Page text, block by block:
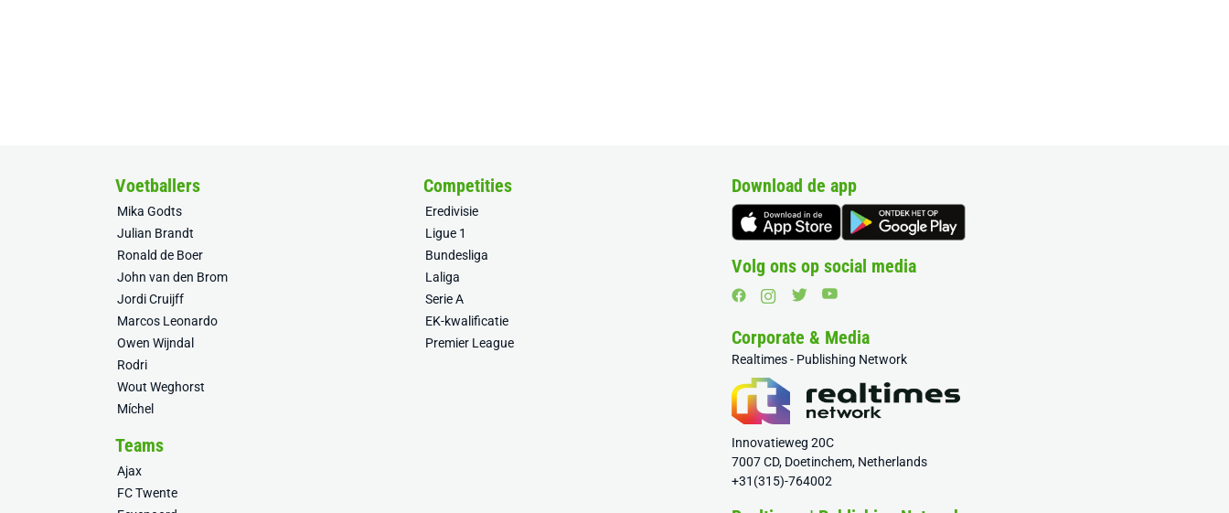
Voetballers
Mika Godts
Julian Brandt
Ronald de Boer
John van den Brom
Jordi Cruijff
Marcos Leonardo
Owen Wijndal
Rodri
Wout Weghorst
Míchel
Competities
Eredivisie
Ligue 1
Bundesliga
Laliga
Serie A
EK-kwalificatie
Premier League
Teams
Ajax
FC Twente
Download de app
Volg ons op social media
Corporate & Media
Realtimes - Publishing Network
Innovatieweg 20C
7007 CD, Doetinchem, Netherlands
+31(315)-764002